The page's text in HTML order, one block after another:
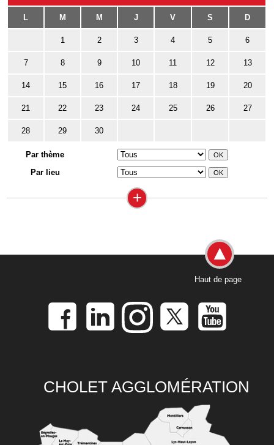
L M M J V S D
1 2 3 4 5 6
7 8 9 10 11 12 13
14 15 16 17 18 19 20
21 22 23 24 25 26 27
28 29 30
Par thème
Par lieu
+
Haut de page
CHOLET AGGLOMÉRATION